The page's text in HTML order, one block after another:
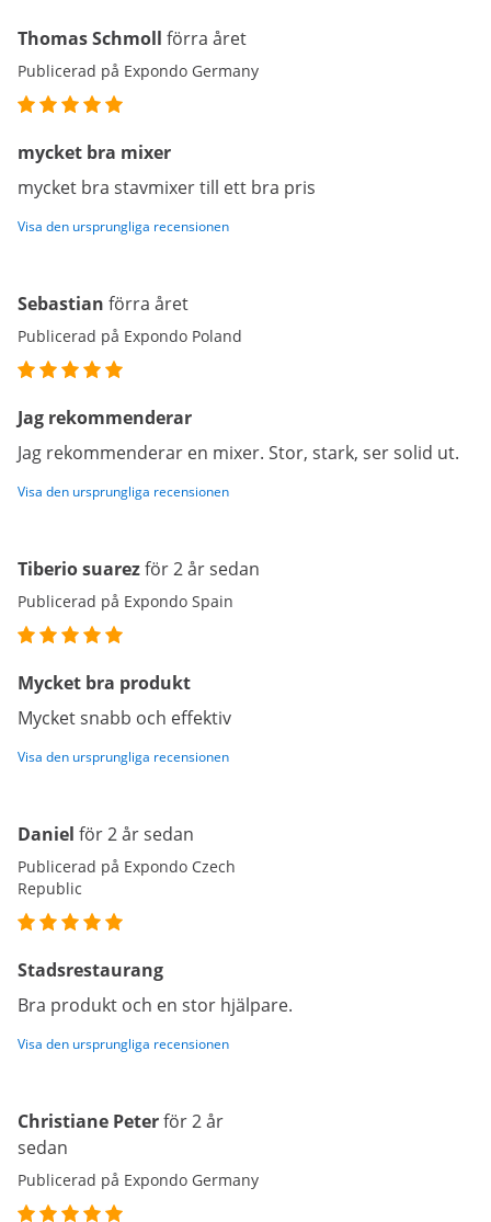
Thomas Schmoll förra året
Publicerad på Expondo Germany
mycket bra mixer
mycket bra stavmixer till ett bra pris
Visa den ursprungliga recensionen
Sebastian förra året
Publicerad på Expondo Poland
Jag rekommenderar
Jag rekommenderar en mixer. Stor, stark, ser solid ut.
Visa den ursprungliga recensionen
Tiberio suarezför 2 år sedan
Publicerad på Expondo Spain
Mycket bra produkt
Mycket snabb och effektiv
Visa den ursprungliga recensionen
Daniel för 2 år sedan
Publicerad på Expondo Czech
Republic
Stadsrestaurang
Bra produkt och en stor hjälpare.
Visa den ursprungliga recensionen
Christiane Peterför 2 år
sedan
Publicerad på Expondo Germany